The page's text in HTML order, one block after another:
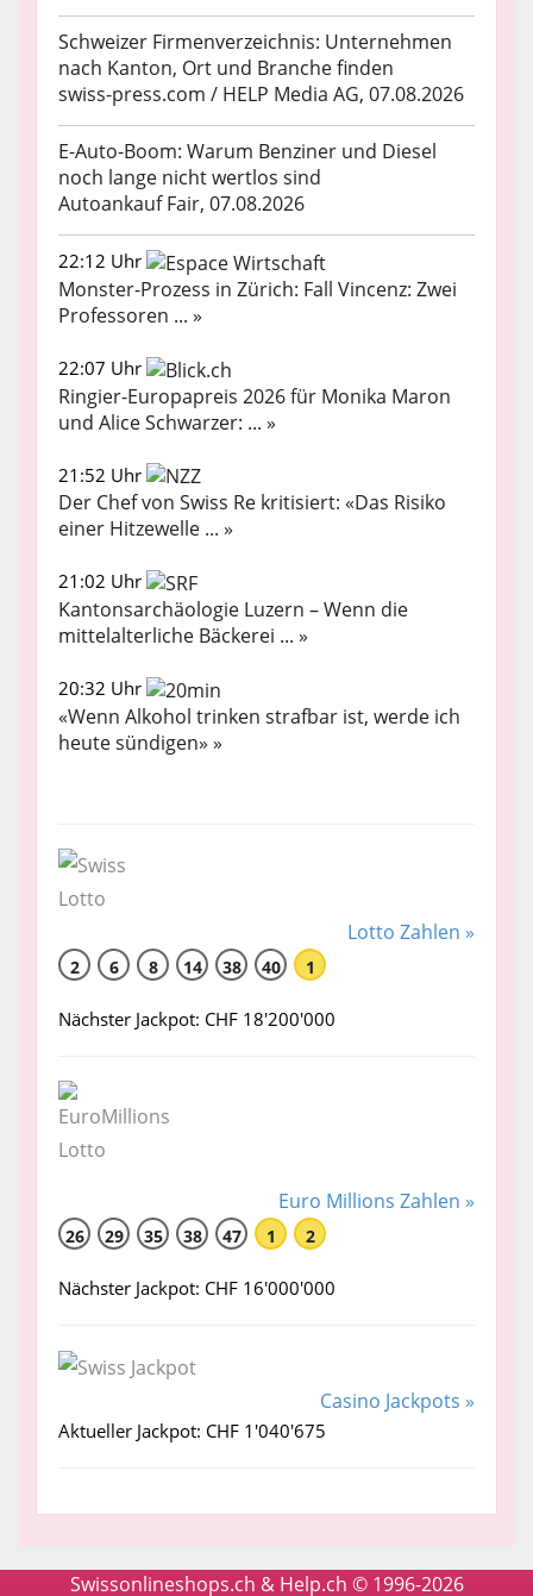
Schweizer Firmenverzeichnis: Unternehmen
nach Kanton, Ort und Branche finden
swiss-press.com / HELP Media AG, 07.08.2026
E-Auto-Boom: Warum Benziner und Diesel
noch lange nicht wertlos sind
Autoankauf Fair, 07.08.2026
22:12 Uhr
Monster-Prozess in Zürich: Fall Vincenz: Zwei
Professoren ... »
22:07 Uhr
Ringier-Europapreis 2026 für Monika Maron
und Alice Schwarzer: ... »
21:52 Uhr
Der Chef von Swiss Re kritisiert: «Das Risiko
einer Hitzewelle ... »
21:02 Uhr
Kantonsarchäologie Luzern – Wenn die
mittelalterliche Bäckerei ... »
20:32 Uhr
«Wenn Alkohol trinken strafbar ist, werde ich
heute sündigen» »
Lotto Zahlen »
2 6 8 14 38 40 1
Nächster Jackpot: CHF 18'200'000
Euro Millions Zahlen »
26 29 35 38 47 1 2
Nächster Jackpot: CHF 16'000'000
Casino Jackpots »
Aktueller Jackpot: CHF 1'040'675
Swissonlineshops.ch & Help.ch © 1996-2026